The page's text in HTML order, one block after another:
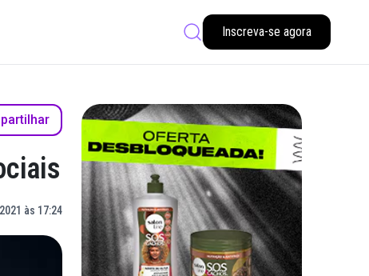
Inscreva-se agora
às 17:24